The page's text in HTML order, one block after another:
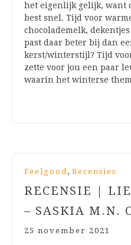
het eigenlijk gelijk, want
best snel. Tijd voor
chocolademelk,
past daar beter bij dan
kerst/winterstijl? Tijd
zette voor jou een paar
waarin het winterse
Feelgood, Recensies
RECENSIE |
– SASKIA M.N.
25 november 2021